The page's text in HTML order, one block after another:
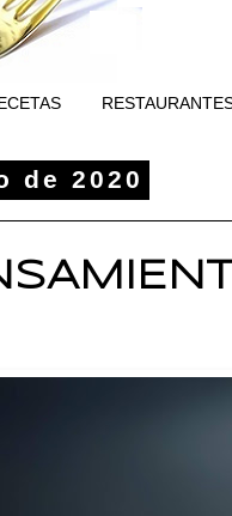
de 2020